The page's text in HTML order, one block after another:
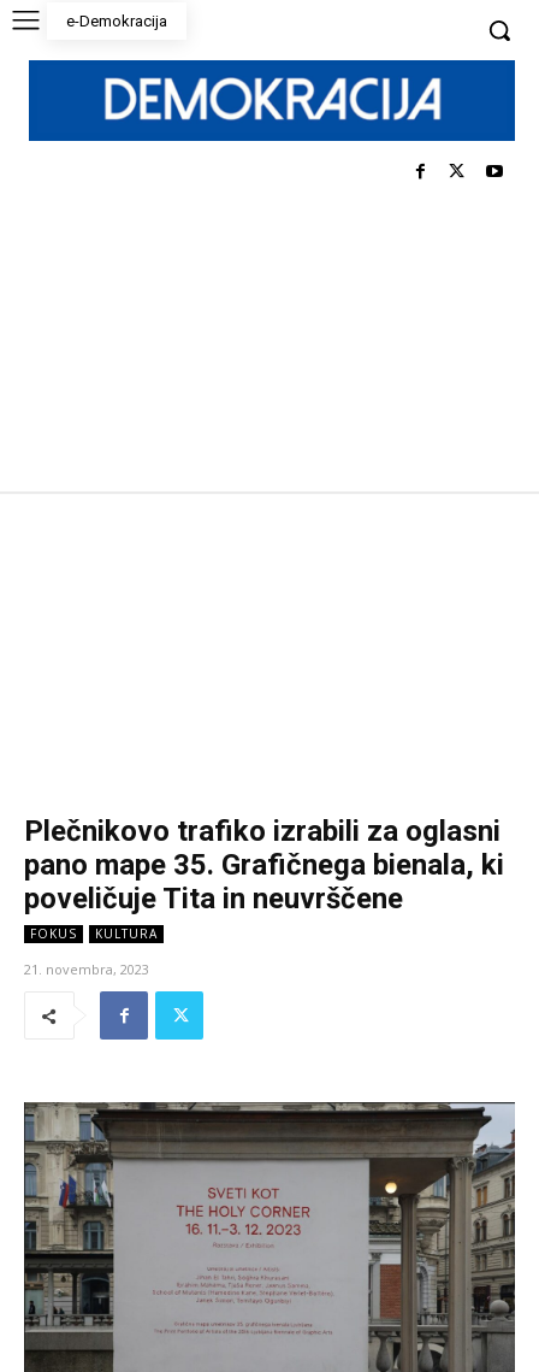
e-Demokracija
Plečnikovo trafiko izrabili za oglasni
pano mape 35. Grafičnega bienala, ki
poveličuje Tita in neuvrščene
FOKUS KULTURA
21. novembra, 2023